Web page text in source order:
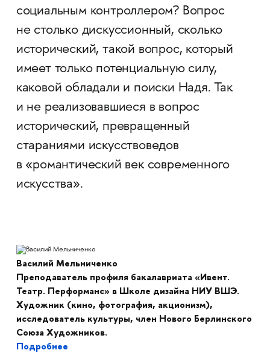
социальным контроллером? Вопрос
не столько дискуссионный, сколько
исторический, такой вопрос, который
имеет только потенциальную силу,
каковой обладали и поиски Надя. Так
и не реализовавшиеся в вопрос
исторический, превращенный
стараниями искусствоведов
в «романтический век современного
искусства».
Василий Мельниченко
Преподаватель профиля бакалавриата «Ивент.
Театр. Перформанс» в Школе дизайна НИУ ВШЭ.
Художник (кино, фотография, акционизм),
исследователь культуры, член Нового Берлинского
Союза Художников.
Подробнее